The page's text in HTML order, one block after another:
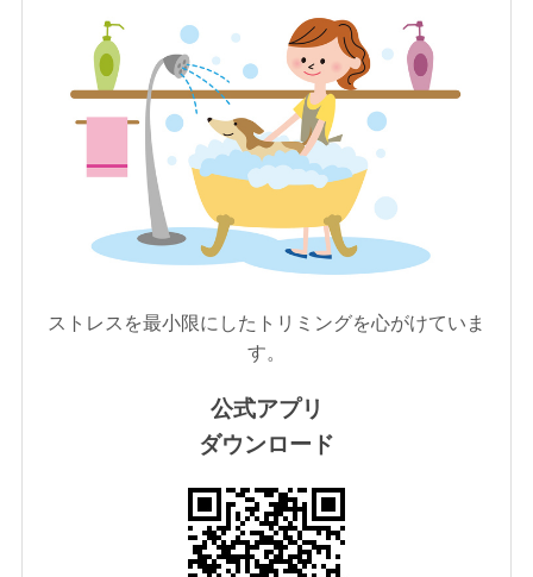
ストレスを最小限にしたトリミングを心がけていま
す。
公式アプリ
ダウンロード